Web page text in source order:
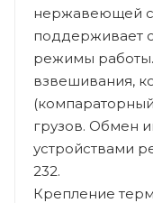
нержавеющей
поддерживает
режимы
взвешивания,
грузов. Обмен
устройствами
232.
Крепление